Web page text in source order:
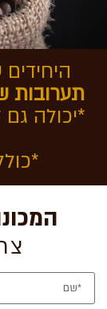
כיצד
כיצד
תערובות